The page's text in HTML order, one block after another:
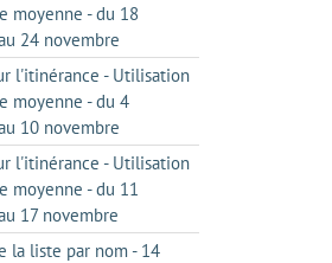
moyenne - du 18
24 novembre
l'itinérance - Utilisation
moyenne - du 4
10 novembre
l'itinérance - Utilisation
moyenne - du 11
17 novembre
la liste par nom - 14